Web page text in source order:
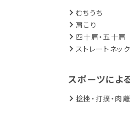
むちうち
肩こり
四十肩・五十肩
ストレートネック
スポーツによ
捻挫・打撲・肉